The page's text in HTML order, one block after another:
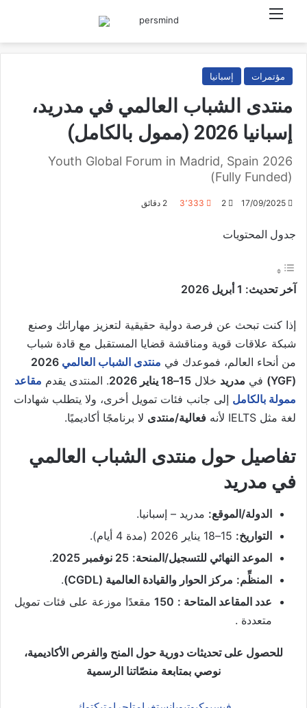
مؤتمرات إسبانيا
منتدى الشباب العالمي في مدريد،
إسبانيا 2026 (ممول بالكامل)
Youth Global Forum in Madrid, Spain 2026
(Fully Funded)
17/09/2025
2 3٬333
جدول المحتويات
آخر تحديث: 1 أبريل 2026
إذا كنت تبحث عن فرصة دولية حقيقية لتعزيز مهاراتك وصنع
شبكة علاقات قوية ومناقشة قضايا المستقبل مع قادة شباب
من أنحاء العالم، فموعدك في منتدى الشباب العالمي 2026
(YGF)
في مدريد خلال 15–18 يناير 2026 . المنتدى يقدم مقاعد
ممولة بالكامل إلى جانب فئات تمويل أخرى، ولا يتطلب شهادات
لغة مثل IELTS لأنه
فعالية/منتدى لا برنامجًا أكاديميًا.
تفاصيل حول منتدى الشباب العالمي
في مدريد
الدولة/الموقع: مدريد – إسبانيا.
التواريخ:
الموعد النهائي للتسجيل/المنحة: 25 نوفمبر 2025
.
المنظِّم: مركز الحوار والقيادة العالمية (CGDL)
.
عدد المقاعد المتاحة : 150 مقعدًا موزعة على فئات تمويل
متعددة .
للحصول على تحديثات دورية حول المنح والفرص الأكاديمية،
نوصي بمتابعة منصّاتنا الرسمية